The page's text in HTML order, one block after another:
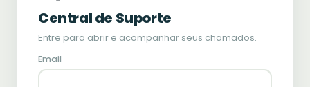
Central de Suporte
Entre para abrir e acompanhar seus chamados.
Email